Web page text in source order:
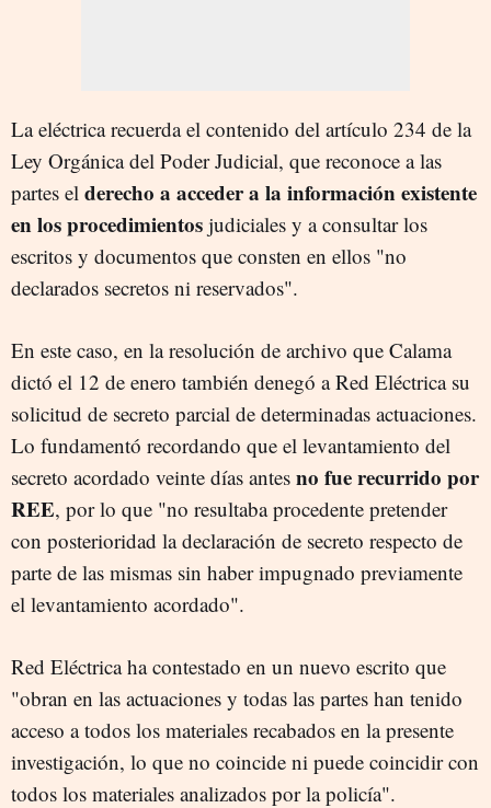
La eléctrica recuerda el contenido del artículo 234 de la
Ley Orgánica del Poder Judicial, que reconoce a las
partes el derecho a acceder a la información existente
en los procedimientos judiciales y a consultar los
escritos y documentos que consten en ellos "no
declarados secretos ni reservados".
En este caso, en la resolución de archivo que Calama
dictó el 12 de enero también denegó a Red Eléctrica su
solicitud de secreto parcial de determinadas actuaciones.
Lo fundamentó recordando que el levantamiento del
secreto acordado veinte días antes no fue recurrido por
REE, por lo que "no resultaba procedente pretender
con posterioridad la declaración de secreto respecto de
parte de las mismas sin haber impugnado previamente
el levantamiento acordado".
Red Eléctrica ha contestado en un nuevo escrito que
"obran en las actuaciones y todas las partes han tenido
acceso a todos los materiales recabados en la presente
investigación, lo que no coincide ni puede coincidir con
todos los materiales analizados por la policía".